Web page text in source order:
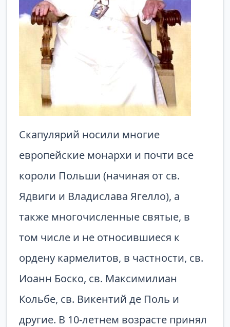
Скапулярий носили многие
европейские монархи и почти все
короли Польши (начиная от св.
Ядвиги и Владислава Ягелло), а
также многочисленные святые, в
том числе и не относившиеся к
ордену кармелитов, в частности, св.
Иоанн Боско, св. Максимилиан
Кольбе, св. Викентий де Поль и
другие. В 10-летнем возрасте принял